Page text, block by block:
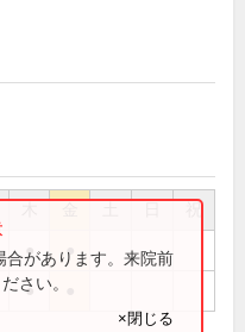
祝
● ●
●
合があります。来院前
さい。
×閉じる